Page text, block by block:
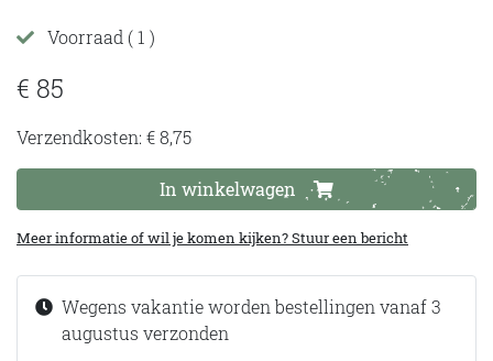
Voorraad ( 1 )
€ 85
Verzendkosten: € 8,75
In winkelwagen
Meer informatie of wil je komen kijken? Stuur een bericht
Wegens vakantie worden bestellingen vanaf 3
augustus verzonden